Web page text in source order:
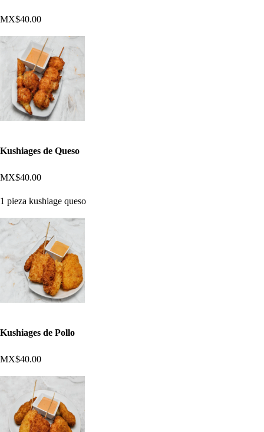
MX$40.00
Kushiages de Queso
MX$40.00
1 pieza kushiage queso
Kushiages de Pollo
MX$40.00